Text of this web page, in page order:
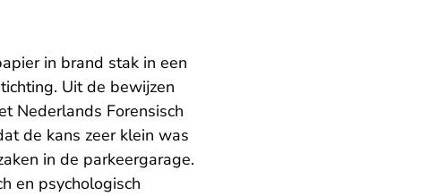
in brand stak in een
Uit de bewijzen
Nederlands Forensisch
de kans zeer klein was
in de parkeergarage.
en psychologisch